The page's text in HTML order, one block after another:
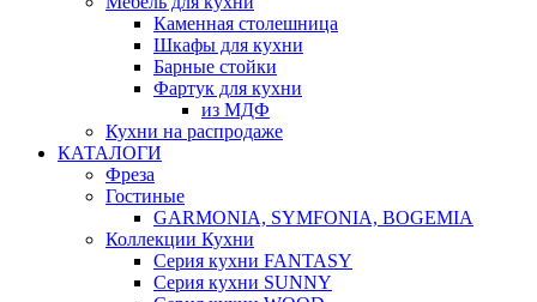
Каменная столешница
Шкафы для кухни
Барные стойки
Фартук для кухни
из МДФ
Кухни на распродаже
КАТАЛОГИ
Фреза
Гостиные
GARMONIA, SYMFONIA, BOGEMIA
Коллекции Кухни
Серия кухни FANTASY
Серия кухни SUNNY